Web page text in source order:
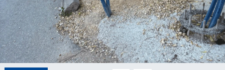
GENEL
GÜNCEL
RESMİ İLAN